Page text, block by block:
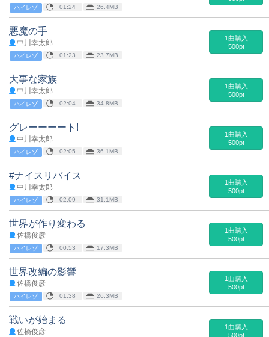
ハイレゾ 01:24 26.4MB
悪魔の手
中川幸太郎
ハイレゾ 01:23 23.7MB
1曲購入
500pt
大事な家族
中川幸太郎
ハイレゾ 02:04 34.8MB
1曲購入
500pt
グレーーーート!
中川幸太郎
ハイレゾ 02:05 36.1MB
1曲購入
500pt
#ナイスリバイス
中川幸太郎
ハイレゾ 02:09 31.1MB
1曲購入
500pt
世界が作り変わる
佐橋俊彦
ハイレゾ 00:53 17.3MB
1曲購入
500pt
世界改編の影響
佐橋俊彦
ハイレゾ 01:38 26.3MB
1曲購入
500pt
戦いが始まる
佐橋俊彦
1曲購入
500pt